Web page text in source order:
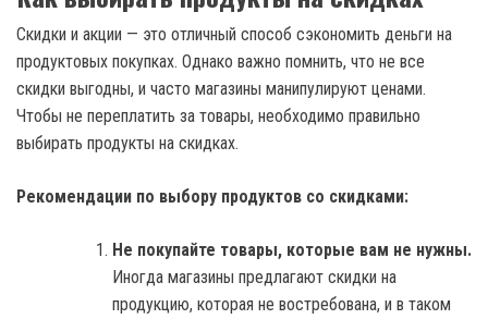
Скидки и акции — это отличный способ сэкономить деньги на
продуктовых покупках. Однако важно помнить, что не все
скидки выгодны, и часто магазины манипулируют ценами.
Чтобы не переплатить за товары, необходимо правильно
выбирать продукты на скидках.
Рекомендации по выбору продуктов со скидками:
Не покупайте товары, которые вам не нужны.
Иногда магазины предлагают скидки на
продукцию, которая не востребована, и в таком